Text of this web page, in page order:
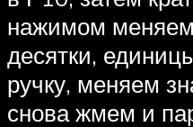
нажимом
десятки,
ручку, меняем
снова жмем и